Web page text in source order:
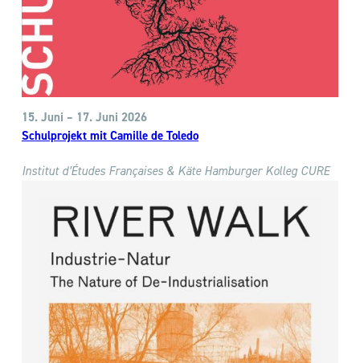
15. Juni – 17. Juni 2026
Schulprojekt mit Camille de Toledo
Institut d’Études Françaises & Käte Hamburger Kolleg CURE